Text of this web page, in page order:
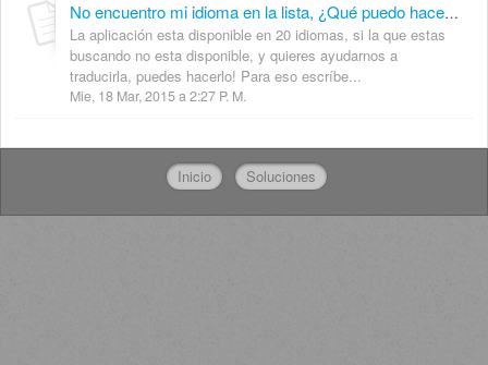
No encuentro mi idioma en la lista, ¿Qué puedo hacer? No puedo encontrar mi idioma en la lista ¿Qué puedo hacer?
La aplicación esta disponible en 20 idiomas, si la que estas
buscando no esta disponible, y quieres ayudarnos a
traducirla, puedes hacerlo! Para eso escríbe...
Mie, 18 Mar, 2015 a 2:27 P. M.
Inicio Soluciones